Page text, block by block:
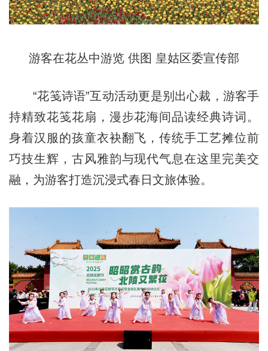
游客在花丛中游览 供图 皇姑区委宣传部
“花笺诗语”互动活动更是别出心裁，游客手
持精致花笺花扇，漫步花海间品读经典诗词。
身着汉服的孩童衣袂翻飞，传统手工艺摊位前
巧技生辉，古风雅韵与现代气息在这里完美交
融，为游客打造沉浸式春日文旅体验。